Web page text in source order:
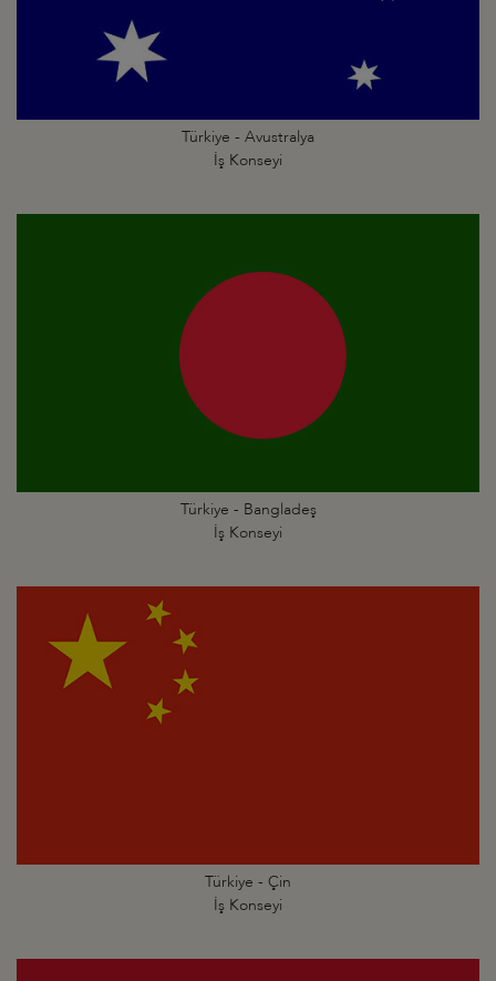
Türkiye - Avustralya
İş Konseyi
Türkiye - Bangladeş
İş Konseyi
Türkiye - Çin
İş Konseyi